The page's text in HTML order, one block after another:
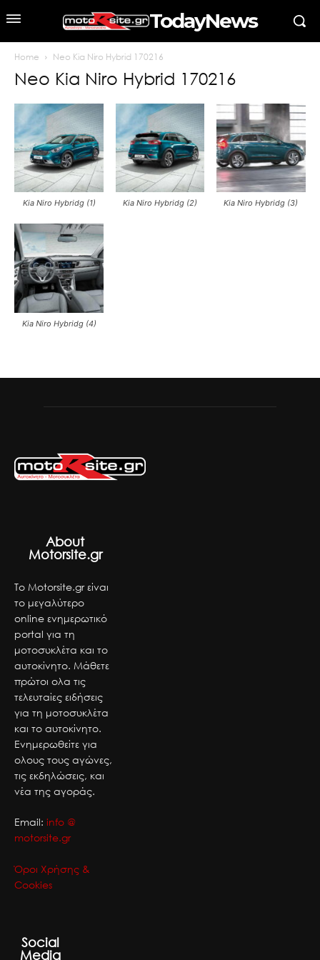
TodayNews
Home Neo Kia Niro Hybrid 170216
Neo Kia Niro Hybrid 170216
Kia Niro Hybridg (1) Kia Niro Hybridg (2) Kia Niro Hybridg (3)
Kia Niro Hybridg (4)
About
Motorsite.gr
Το Motorsite.gr είναι
το μεγαλύτερο
online ενημερωτικό
portal για τη
μοτοσυκλέτα και το
αυτοκίνητο. Μάθετε
πρώτοι ολα τις
τελευταίες ειδήσεις
για τη μοτοσυκλέτα
και το αυτοκίνητο.
Ενημερωθείτε για
ολους τους αγώνες,
τις εκδηλώσεις, και
νέα της αγοράς.
Email: info @
motorsite.gr
Όροι Χρήσης &
Cookies
Social
Media